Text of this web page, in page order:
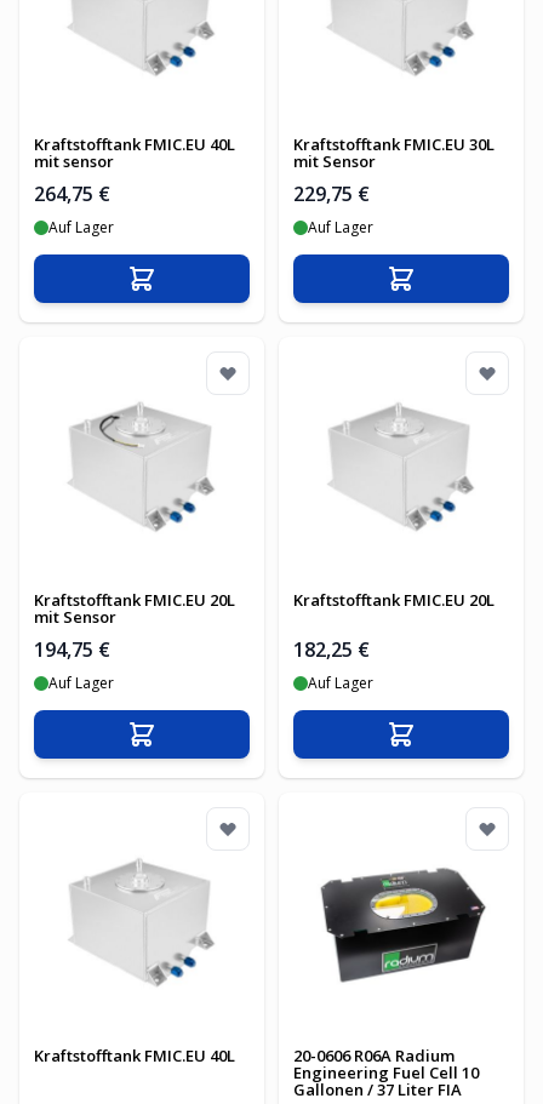
Kraftstofftank FMIC.EU 40L
mit sensor
264,75 €
Auf Lager
In den Warenkorb
Kraftstofftank FMIC.EU 30L
mit Sensor
229,75 €
Auf Lager
In den
Kraftstofftank FMIC.EU 20L
mit Sensor
194,75 €
Auf Lager
In den Warenkorb
Kraftstofftank FMIC.EU 20L
182,25 €
Auf Lager
In den
Kraftstofftank FMIC.EU 40L 20-0606 R06A Radium
Engineering Fuel Cell 10
Gallonen / 37 Liter FIA